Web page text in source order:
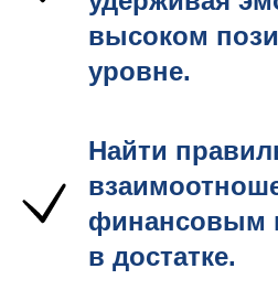
высоком
уровне.
Найти
финансовым
в достатке.